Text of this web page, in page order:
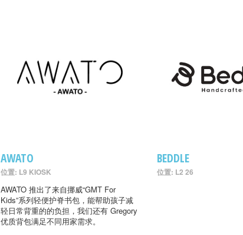
AWATO
位置: L9 KIOSK
AWATO 推出了来自挪威“GMT For
Kids”系列轻便护脊书包，能帮助孩子减
轻日常背重的的负担，我们还有 Gregory
优质背包满足不同用家需求。
BEDDLE
位置: L2 26